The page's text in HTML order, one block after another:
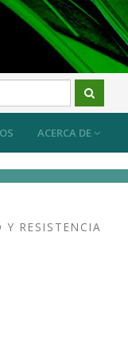
ACERCA DE
RESISTENCIA